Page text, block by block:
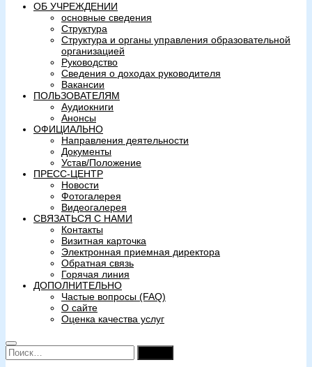
ОБ УЧРЕЖДЕНИИ
основные сведения
Структура
Структура и органы управления образовательной
организацией
Руководство
Сведения о доходах руководителя
Вакансии
ПОЛЬЗОВАТЕЛЯМ
Аудиокниги
Анонсы
ОФИЦИАЛЬНО
Направления деятельности
Документы
Устав/Положение
ПРЕСС-ЦЕНТР
Новости
Фотогалерея
Видеогалерея
СВЯЗАТЬСЯ С НАМИ
Контакты
Визитная карточка
Электронная приемная директора
Обратная связь
Горячая линия
ДОПОЛНИТЕЛЬНО
Частые вопросы (FAQ)
О сайте
Оценка качества услуг
Найти: